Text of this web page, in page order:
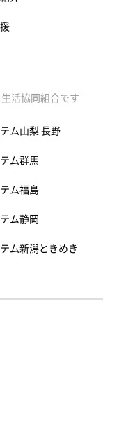
活協同組合です
ム山梨 長野
ム群馬
ム福島
ム静岡
ム新潟ときめき